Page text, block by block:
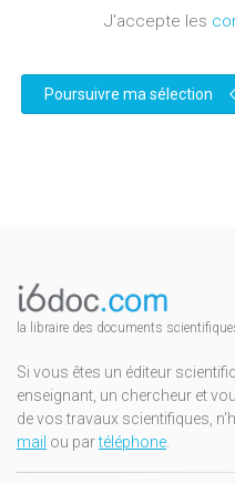
J'accepte les
Poursuivre ma sélection
la libraire des documents
Si vous êtes un éditeur
enseignant, un chercheur et
de vos travaux scientifiques,
mail ou partéléphone.